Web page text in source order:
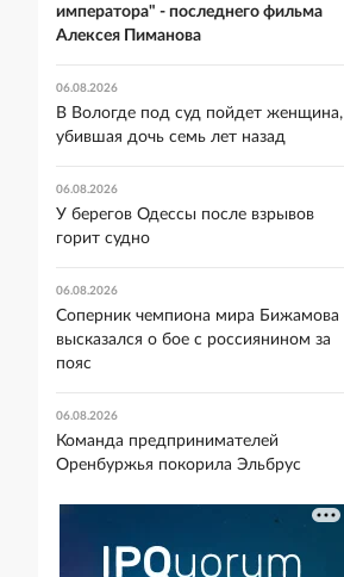
императора" - последнего фильма
Алексея Пиманова
06.08.2026
В Вологде под суд пойдет женщина,
убившая дочь семь лет назад
06.08.2026
У берегов Одессы после взрывов
горит судно
06.08.2026
Соперник чемпиона мира Бижамова
высказался о бое с россиянином за
пояс
06.08.2026
Команда предпринимателей
Оренбуржья покорила Эльбрус